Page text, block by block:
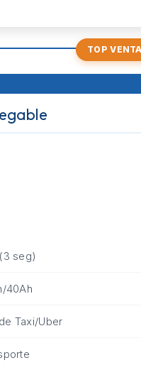
TOP
seg)
40Ah
Taxi/Uber